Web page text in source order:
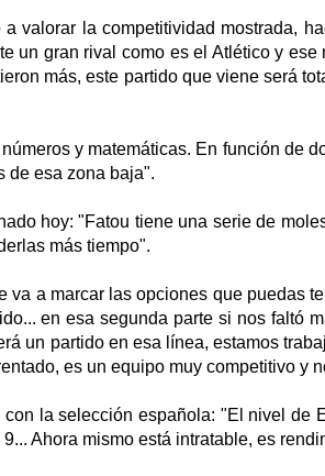
valorar la competitividad mostrada,
un gran rival como es el Atlético y
más,este partido que viene será
y matemáticas. En función de
de esa zona baja".
hoy: "Fatou tiene una serie de
más tiempo".
va a marcar las opciones que puedas
en esa segunda parte si nos faltó
un partido en esa línea, estamos
es un equipo muy competitivo y
la selección española: "El nivel de
Ahora mismo está intratable, es